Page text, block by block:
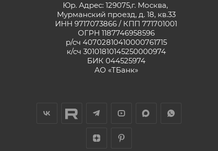
Юр. Адрес: 129075,г. Москва,
Мурманский проезд, д. 18, кв.33
ИНН 9717073866 / КПП 771701001
ОГРН 1187746958596
р/сч 40702810410000761715
к/сч 30101810145250000974
БИК 044525974
АО «ТБанк»